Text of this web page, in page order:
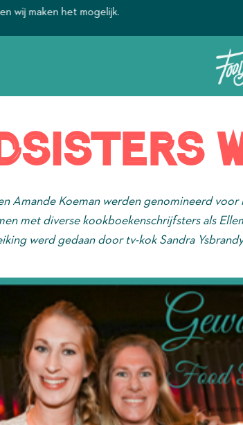
het mogelijk.
Amande Koeman werden genomineerd
met diverse kookboekenschrijfsters als
werd gedaan door tv-kok Sandra